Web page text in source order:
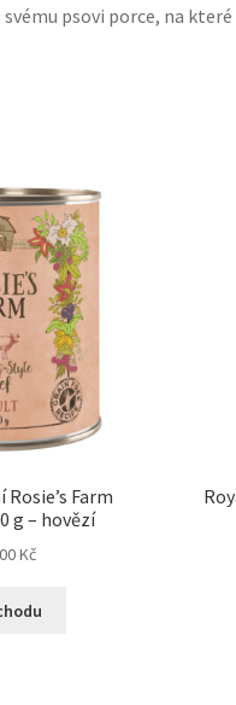
psovi porce, na které
Farm
g – hovězí
Kč